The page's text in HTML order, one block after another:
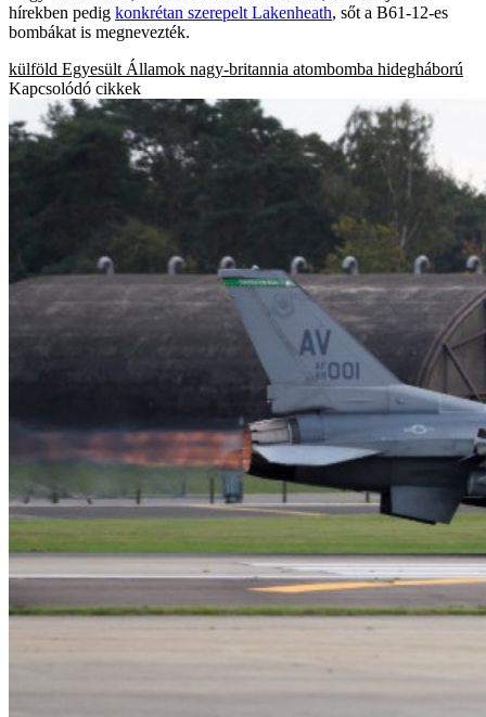
hírekben pedig konkrétan szerepelt Lakenheath, sőt a B61-12-es
bombákat is megnevezték.
külföld Egyesült Államok nagy-britannia atombomba hidegháború
Kapcsolódó cikkek